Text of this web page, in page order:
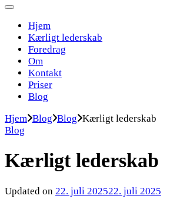
Hjem
Kærligt lederskab
Foredrag
Om
Kontakt
Priser
Blog
Hjem Blog Blog Kærligt lederskab
Blog
Kærligt lederskab
Updated on 22. juli 202522. juli 2025